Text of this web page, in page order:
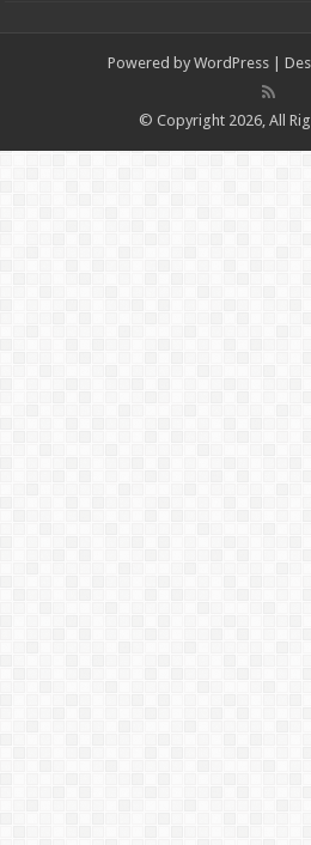
Powered by WordPress |
© Copyright 2026, All